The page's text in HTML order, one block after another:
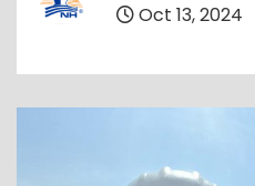
Oct 13, 2024